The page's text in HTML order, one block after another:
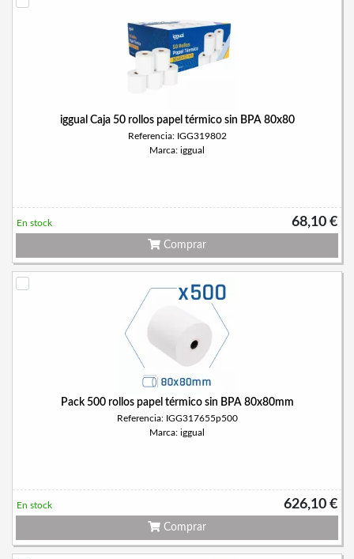
iggual Caja 50 rollos papel térmico sin BPA 80x80
Referencia: IGG319802
Marca: iggual
68,10 €
En stock
Comprar
Pack 500 rollos papel térmico sin BPA 80x80mm
Referencia: IGG317655p500
Marca: iggual
626,10 €
En stock
Comprar